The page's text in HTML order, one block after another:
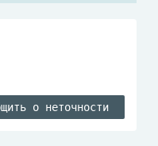
о неточности